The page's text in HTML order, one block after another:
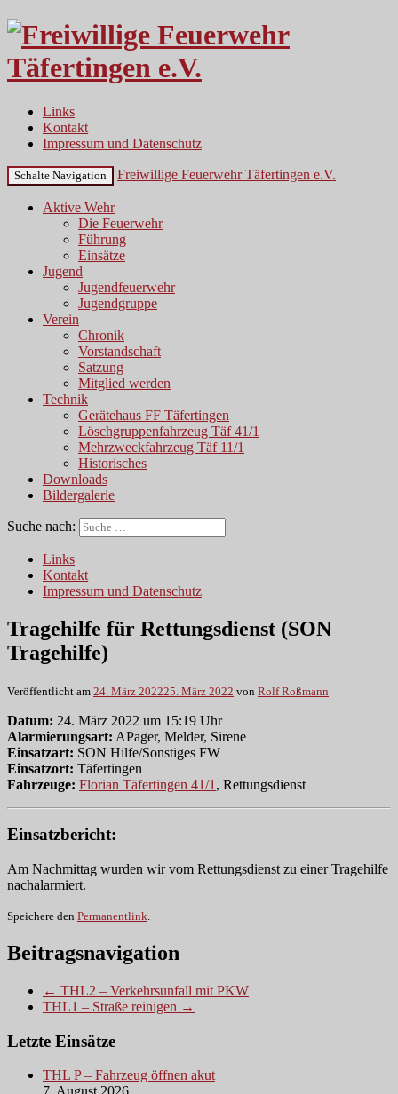
Links
Kontakt
Impressum und Datenschutz
Schalte Navigation Freiwillige Feuerwehr Täfertingen e.V.
Aktive Wehr
Die Feuerwehr
Führung
Einsätze
Jugend
Jugendfeuerwehr
Jugendgruppe
Verein
Chronik
Vorstandschaft
Satzung
Mitglied werden
Technik
Gerätehaus FF Täfertingen
Löschgruppenfahrzeug Täf 41/1
Mehrzweckfahrzeug Täf 11/1
Historisches
Downloads
Bildergalerie
Suche nach:
Links
Kontakt
Impressum und Datenschutz
Tragehilfe für Rettungsdienst (SON
Tragehilfe)
Veröffentlicht am 24. März 202225. März 2022 von Rolf Roßmann
Datum: 24. März 2022 um 15:19 Uhr
Alarmierungsart: APager, Melder, Sirene
Einsatzart: SON Hilfe/Sonstiges FW
Einsatzort: Täfertingen
Fahrzeuge: Florian Täfertingen 41/1 , Rettungsdienst
Einsatzbericht:
Am Nachmittag wurden wir vom Rettungsdienst zu einer Tragehilfe
nachalarmiert.
Speichere den Permanentlink.
Beitragsnavigation
← THL2 – Verkehrsunfall mit PKW
THL1 – Straße reinigen →
Letzte Einsätze
THL P – Fahrzeug öffnen akut